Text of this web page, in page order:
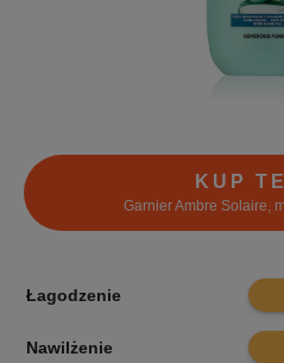
KUP
Garnier Ambre Solaire,
Łagodzenie 8.3
Nawilżenie 7.7